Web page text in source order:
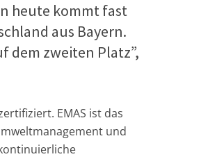
heute kommt fast
aus Bayern.
dem zweiten Platz”,
EMAS ist das
und